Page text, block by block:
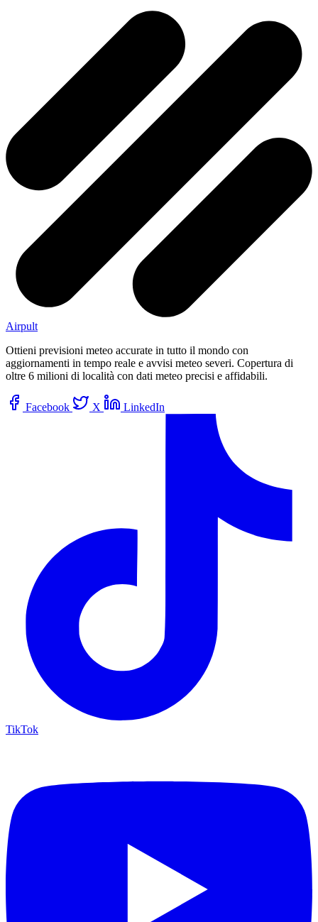
Airpult
Ottieni previsioni meteo accurate in tutto il mondo con
aggiornamenti in tempo reale e avvisi meteo severi. Copertura di
oltre 6 milioni di località con dati meteo precisi e affidabili.
Facebook X LinkedIn
TikTok